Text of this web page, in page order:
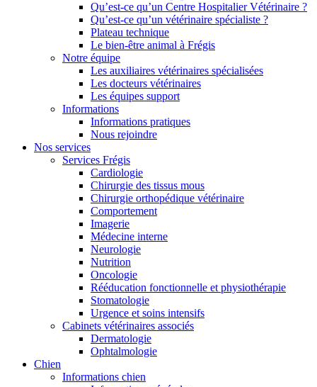
Qu’est-ce qu’un Centre Hospitalier Vétérinaire ?
Qu’est-ce qu’un vétérinaire spécialiste ?
Plateau technique
Le bien-être animal à Frégis
Notre équipe
Les auxiliaires vétérinaires spécialisées
Les docteurs vétérinaires
Les équipes support
Informations
Informations pratiques
Nous rejoindre
Nos services
Services Frégis
Cardiologie
Chirurgie des tissus mous
Chirurgie orthopédique vétérinaire
Comportement
Imagerie
Médecine interne
Neurologie
Nutrition
Oncologie
Rééducation fonctionnelle et physiothérapie
Stomatologie
Urgence et soins intensifs
Cabinets vétérinaires associés
Dermatologie
Ophtalmologie
Chien
Informations chien